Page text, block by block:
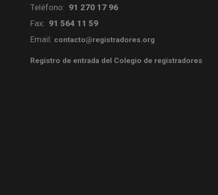
Teléfono: 91 270 17 96
Fax: 91 564 11 59
Email: contacto@registradores.org
Registro de entrada del Colegio de registradores